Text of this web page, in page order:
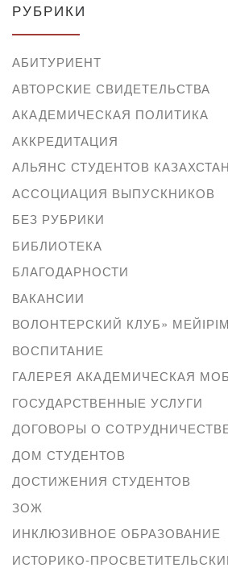
РУБРИКИ
АБИТУРИЕНТ
АВТОРСКИЕ СВИДЕТЕЛЬСТВА
АКАДЕМИЧЕСКАЯ ПОЛИТИКА
АККРЕДИТАЦИЯ
АЛЬЯНС СТУДЕНТОВ
АССОЦИАЦИЯ ВЫПУСКНИКОВ
БЕЗ РУБРИКИ
БИБЛИОТЕКА
БЛАГОДАРНОСТИ
ВАКАНСИИ
ВОЛОНТЕРСКИЙ КЛУБ»
ВОСПИТАНИЕ
ГАЛЕРЕЯ АКАДЕМИЧЕСКАЯ
ГОСУДАРСТВЕННЫЕ УСЛУГИ
ДОГОВОРЫ О
ДОМ СТУДЕНТОВ
ДОСТИЖЕНИЯ СТУДЕНТОВ
ЗОЖ
ИНКЛЮЗИВНОЕ ОБРАЗОВАНИЕ
ИСТОРИКО-